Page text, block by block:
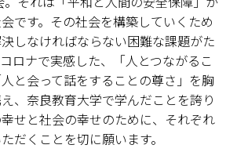
です。その社会を構築していくため
しなければならない困難な課題がた
ロナで実感した、「人とつながるこ
と会って話をすることの尊さ」を胸
、奈良教育大学で学んだことを誇り
せと社会の幸せのために、それぞれ
だくことを切に願います。